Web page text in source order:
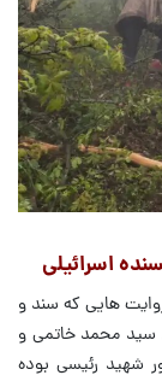
اسرائیلی
هایی که سند و
سید محمد خاتمی و
شهید رئیسی بوده